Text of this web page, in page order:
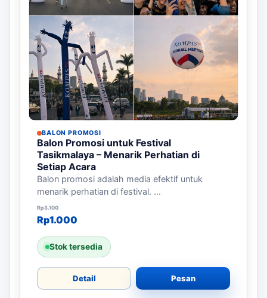
BALON PROMOSI
Balon Promosi untuk Festival
Tasikmalaya – Menarik Perhatian di
Setiap Acara
Balon promosi adalah media efektif untuk
menarik perhatian di festival. ...
Rp3.100
Harga aslinya adalah: Rp3.100.
Rp1.000
Harga saat ini adalah: Rp1.000.
Stok tersedia
Detail Pesan